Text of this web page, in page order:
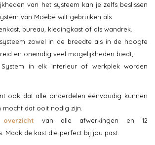
van het systeem kan je zelfs beslissen
van Moebe wilt gebruiken als
bureau, kledingkast of als wandrek.
zowel in de breedte als in de hoogte
en oneindig veel mogelijkheden biedt,
in elk interieur of werkplek worden
ook dat alle onderdelen eenvoudig kunnen
dat ooit nodig zijn.
van alle afwerkingen en 12
Maak de kast die perfect bij jou past.